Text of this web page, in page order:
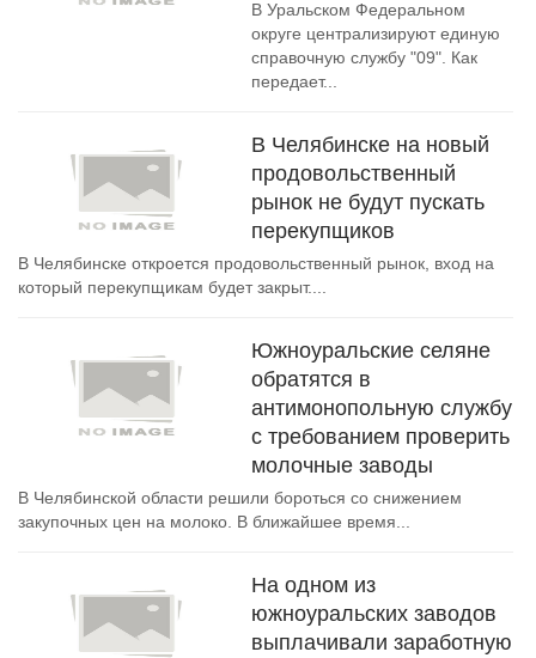
В Уральском Федеральном
округе централизируют единую
справочную службу "09". Как
передает...
В Челябинске на новый
продовольственный
рынок не будут пускать
перекупщиков
В Челябинске откроется продовольственный рынок, вход на
который перекупщикам будет закрыт....
Южноуральские селяне
обратятся в
антимонопольную службу
с требованием проверить
молочные заводы
В Челябинской области решили бороться со снижением
закупочных цен на молоко. В ближайшее время...
На одном из
южноуральских заводов
выплачивали заработную